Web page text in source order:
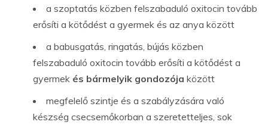
a szoptatás közben felszabaduló oxitocin tovább
erősíti a kötődést a gyermek és az anya között
a babusgatás, ringatás, bújás közben
felszabaduló oxitocin tovább erősíti a kötődést a
gyermek és bármelyik gondozója között
megfelelő szintje és a szabályzására való
készség csecsemőkorban a szeretetteljes, sok